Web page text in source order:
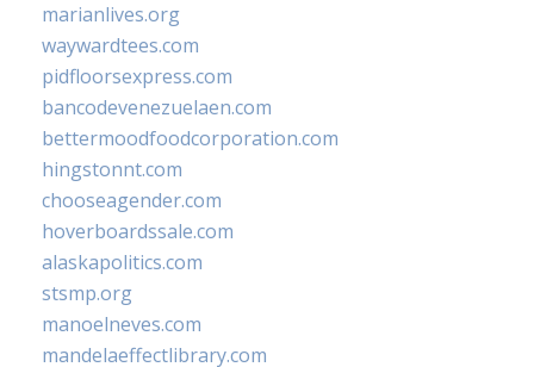
marianlives.org
waywardtees.com
pidfloorsexpress.com
bancodevenezuelaen.com
bettermoodfoodcorporation.com
hingstonnt.com
chooseagender.com
hoverboardssale.com
alaskapolitics.com
stsmp.org
manoelneves.com
mandelaeffectlibrary.com